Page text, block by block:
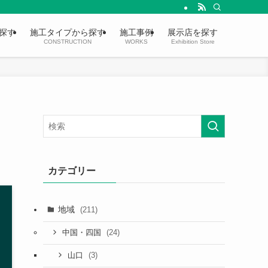
す 施工タイプから探す
CONSTRUCTION
施工事例
WORKS
展示店を探す
Exhibition Store
カテゴリー
地域 (211)
中国・四国 (24)
山口 (3)